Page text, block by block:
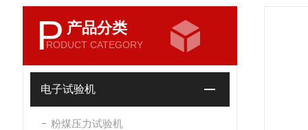
P 产品分类
RODUCT CATEGORY
电子试验机
粉煤压力试验机